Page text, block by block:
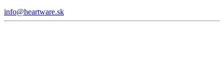
info@heartware.sk